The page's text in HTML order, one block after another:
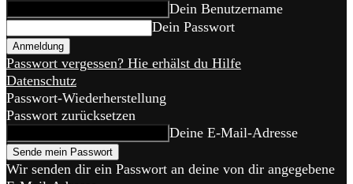
Dein Benutzername
Dein Passwort
Passwort vergessen? Hie erhälst du Hilfe
Datenschutz
Passwort-Wiederherstellung
Passwort zurücksetzen
Deine E-Mail-Adresse
Wir senden dir ein Passwort an deine von dir angegebene